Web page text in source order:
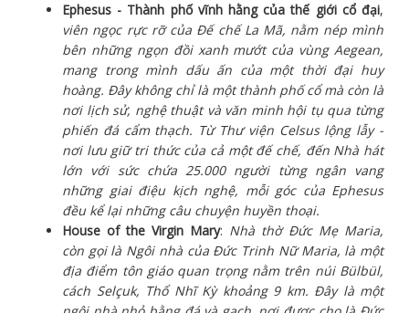
Ephesus - Thành phố vĩnh hằng của thế giới cổ đại,
viên ngọc rực rỡ của Đế chế La Mã, nằm nép mình
bên những ngọn đồi xanh mướt của vùng Aegean,
mang trong mình dấu ấn của một thời đại huy
hoàng. Đây không chỉ là một thành phố cổ mà còn là
nơi lịch sử, nghệ thuật và văn minh hội tụ qua từng
phiến đá cẩm thạch. Từ Thư viện Celsus lộng lẫy -
nơi lưu giữ tri thức của cả một đế chế, đến Nhà hát
lớn với sức chứa 25.000 người từng ngân vang
những giai điệu kịch nghệ, mỗi góc của Ephesus
đều kể lại những câu chuyện huyền thoại.
House of the Virgin Mary: Nhà thờ Đức Mẹ Maria,
còn gọi là Ngôi nhà của Đức Trinh Nữ Maria, là một
địa điểm tôn giáo quan trọng nằm trên núi Bülbül,
cách Selçuk, Thổ Nhĩ Kỳ khoảng 9 km. Đây là một